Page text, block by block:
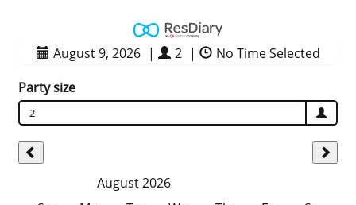
August 9, 2026 | 2 |
No Time Selected
Party size
2
August 2026